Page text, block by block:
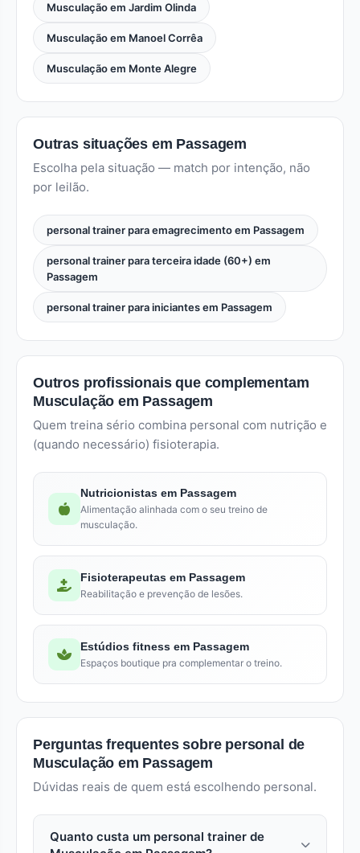
Musculação em Jardim Olinda
Musculação em Manoel Corrêa
Musculação em Monte Alegre
Outras situações em Passagem
Escolha pela situação — match por intenção, não
por leilão.
personal trainer para emagrecimento em Passagem
personal trainer para terceira idade (60+) em
Passagem
personal trainer para iniciantes em Passagem
Outros profissionais que complementam
Musculação em Passagem
Quem treina sério combina personal com nutrição e
(quando necessário) fisioterapia.
Nutricionistas em Passagem
Alimentação alinhada com o seu treino de
musculação.
Fisioterapeutas em Passagem
Reabilitação e prevenção de lesões.
Estúdios fitness em Passagem
Espaços boutique pra complementar o treino.
Perguntas frequentes sobre personal de
Musculação em Passagem
Dúvidas reais de quem está escolhendo personal.
Quanto custa um personal trainer de